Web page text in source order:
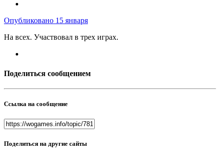
Опубликовано 15 января
На всех. Участвовал в трех играх.
Поделиться сообщением
Ссылка на сообщение
Поделиться на другие сайты